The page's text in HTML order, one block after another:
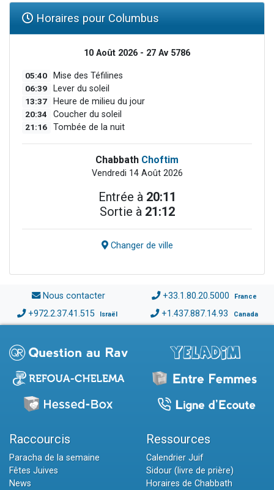
Horaires pour Columbus
10 Août 2026 - 27 Av 5786
05:40 Mise des Téfilines
06:39 Lever du soleil
13:37 Heure de milieu du jour
20:34 Coucher du soleil
21:16 Tombée de la nuit
Chabbath Choftim
Vendredi 14 Août 2026
Entrée à 20:11
Sortie à 21:12
Changer de ville
Nous contacter +33.1.80.20.5000 France
+972.2.37.41.515 Israël +1.437.887.14.93 Canada
Raccourcis
Paracha de la semaine
Fêtes Juives
News
Ressources
Calendrier Juif
Sidour (livre de prière)
Horaires de Chabbath